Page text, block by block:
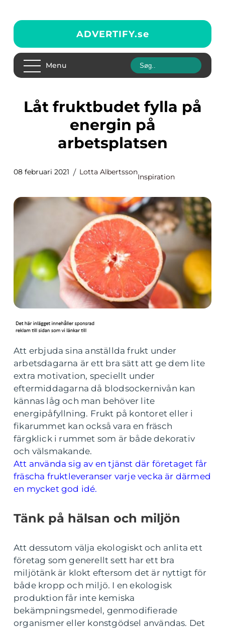
ADVERTIFY.se
Menu
Låt fruktbudet fylla på
energin på
arbetsplatsen
08 februari 2021 Lotta Albertsson
Inspiration
Att erbjuda sina anställda frukt under
arbetsdagarna är ett bra sätt att ge dem lite
extra motivation, speciellt under
eftermiddagarna då blodsockernivån kan
kännas låg och man behöver lite
energipåfyllning. Frukt på kontoret eller i
fikarummet kan också vara en fräsch
färgklick i rummet som är både dekorativ
och välsmakande.
Att använda sig av en tjänst där företaget får
fräscha fruktleveranser varje vecka är därmed
en mycket god idé.
Tänk på hälsan och miljön
Att dessutom välja ekologiskt och anlita ett
företag som generellt sett har ett bra
miljötänk är klokt eftersom det är nyttigt för
både kropp och miljö. I en ekologisk
produktion får inte kemiska
bekämpningsmedel, genmodifierade
organismer eller konstgödsel användas. Det